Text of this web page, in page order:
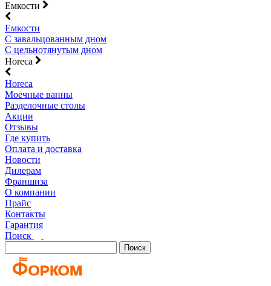
Емкости
Емкости
С завальцованным дном
С цельнотянутым дном
Horeca
Horeca
Моечные ванны
Разделочные столы
Акции
Отзывы
Где купить
Оплата и доставка
Новости
Дилерам
Франшиза
О компании
Прайс
Контакты
Гарантия
Поиск
Поиск